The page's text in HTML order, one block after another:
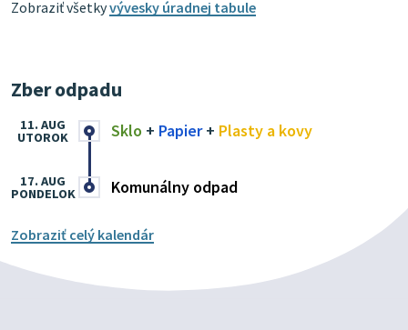
Zobraziť všetkyvývesky úradnej tabule
Zber odpadu
Sklo + Papier+ Plasty a kovy
11. AUG
UTOROK
Komunálny odpad
17. AUG
PONDELOK
Zobraziť celý kalendár